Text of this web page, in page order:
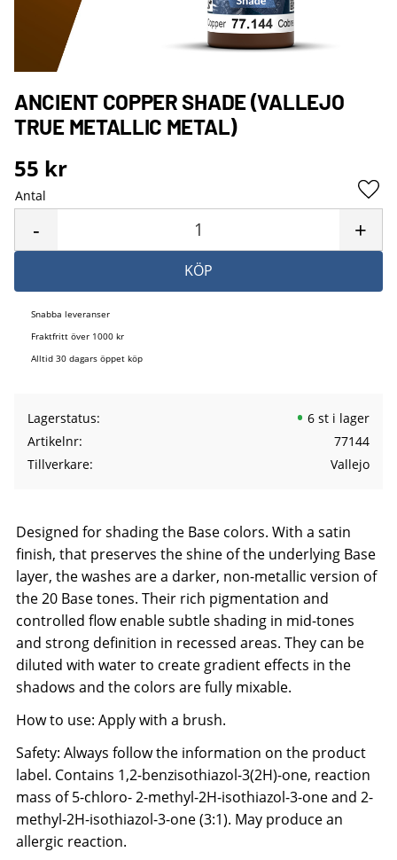
ANCIENT COPPER SHADE (VALLEJO
TRUE METALLIC METAL)
55 kr
Antal
+
-
KÖP
Snabba leveranser
Fraktfritt över 1000 kr
Alltid 30 dagars öppet köp
Lagerstatus
6 st i lager
Artikelnr
77144
Tillverkare
Vallejo
Designed for shading the Base colors. With a satin
finish, that preserves the shine of the underlying Base
layer, the washes are a darker, non-metallic version of
the 20 Base tones. Their rich pigmentation and
controlled flow enable subtle shading in mid-tones
and strong definition in recessed areas. They can be
diluted with water to create gradient effects in the
shadows and the colors are fully mixable.
How to use: Apply with a brush.
Safety: Always follow the information on the product
label. Contains 1,2-benzisothiazol-3(2H)-one, reaction
mass of 5-chloro- 2-methyl-2H-isothiazol-3-one and 2-
methyl-2H-isothiazol-3-one (3:1). May produce an
allergic reaction.